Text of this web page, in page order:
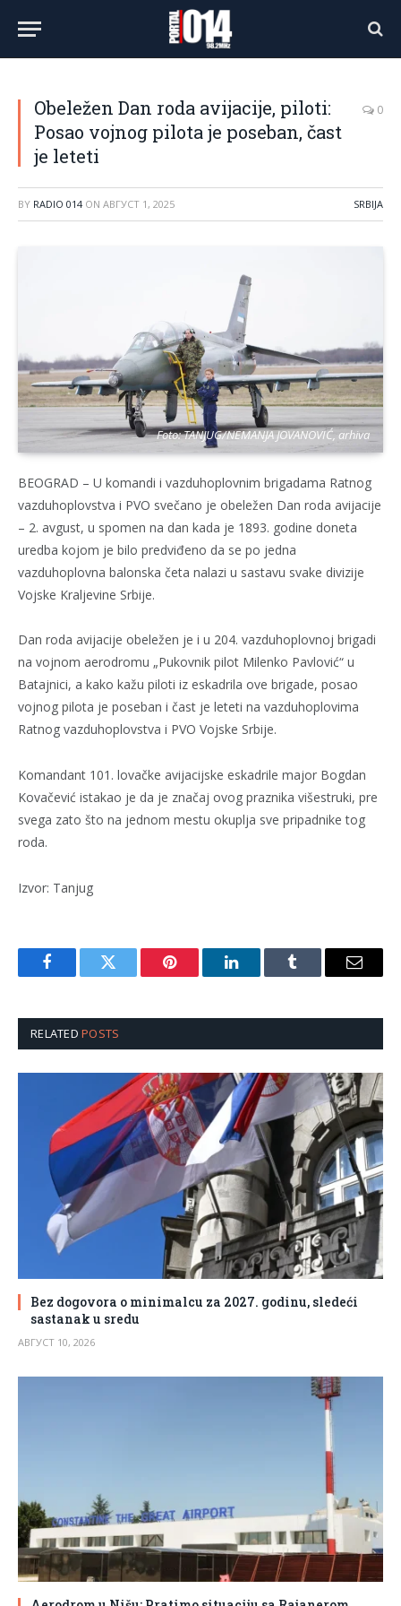
Obeležen Dan roda avijacije, piloti:
Posao vojnog pilota je poseban, čast
je leteti
0
BY RADIO 014 ON АВГУСТ 1, 2025 SRBIJA
Foto: TANJUG/NEMANJA JOVANOVIĆ, arhiva
BEOGRAD – U komandi i vazduhoplovnim brigadama Ratnog
vazduhoplovstva i PVO svečano je obeležen Dan roda avijacije
– 2. avgust, u spomen na dan kada je 1893. godine doneta
uredba kojom je bilo predviđeno da se po jedna
vazduhoplovna balonska četa nalazi u sastavu svake divizije
Vojske Kraljevine Srbije.
Dan roda avijacije obeležen je i u 204. vazduhoplovnoj brigadi
na vojnom aerodromu „Pukovnik pilot Milenko Pavlović“ u
Batajnici, a kako kažu piloti iz eskadrila ove brigade, posao
vojnog pilota je poseban i čast je leteti na vazduhoplovima
Ratnog vazduhoplovstva i PVO Vojske Srbije.
Komandant 101. lovačke avijacijske eskadrile major Bogdan
Kovačević istakao je da je značaj ovog praznika višestruki, pre
svega zato što na jednom mestu okuplja sve pripadnike tog
roda.
Izvor: Tanjug
FacebookTwitter Pinterest LinkedInTumblr Email
RELATEDPOSTS
Bez dogovora o minimalcu za 2027. godinu, sledeći
sastanak u sredu
АВГУСТ 10, 2026